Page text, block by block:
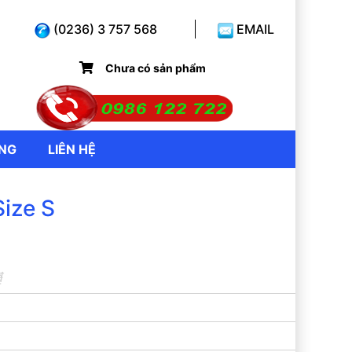
(0236) 3 757 568 EMAIL
Chưa có sản phẩm
LIÊN HỆ
S